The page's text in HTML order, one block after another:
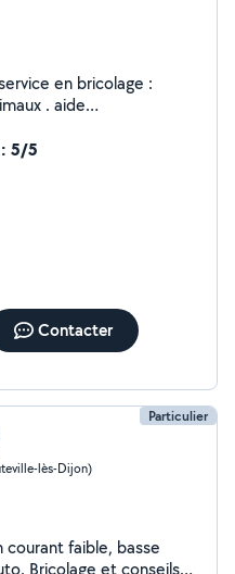
en bricolage :
5/5
Contacter
Particulier
lès-Dijon)
faible, basse
Bricolage et conseils